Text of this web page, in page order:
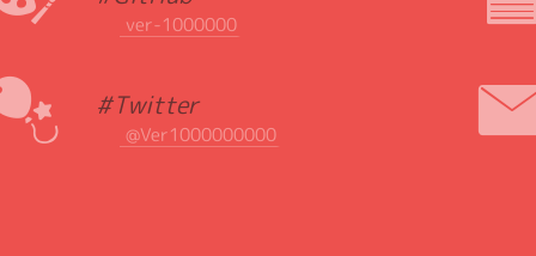
ver-1000000
#Twitter
@Ver1000000000